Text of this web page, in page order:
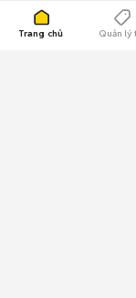
Trang chủ Quản lý